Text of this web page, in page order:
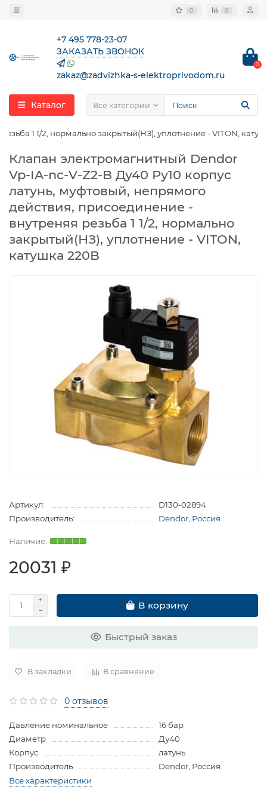
0 0
+7 495 778-23-07
ЗАКАЗАТЬ ЗВОНОК
zakaz@zadvizhka-s-elektroprivodom.ru
0
Каталог Все категории
1 1/2, нормально закрытый(НЗ), уплотнение - VITON,
Клапан электромагнитный Dendor
Vp-IA-nc-V-Z2-B Ду40 Ру10 корпус
латунь, муфтовый, непрямого
действия, присоединение -
внутреняя резьба 1 1/2, нормально
закрытый(НЗ), уплотнение - VITON,
катушка 220B
Артикул:
D130-02894
Производитель:
Dendor, Россия
20031 ₽
В корзину
Быстрый заказ
В закладки В сравнение
0 отзывов
Давление номинальное
16 бар
Диаметр
Ду40
Корпус
латунь
Производитель
Dendor, Россия
Все характеристики